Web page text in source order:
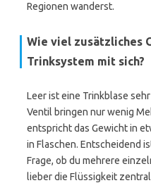
Regionen wanderst.
Wie viel zusätzliches
Trinksystem mit sich?
Leer ist eine Trinkblase
Ventil bringen nur wenig
entspricht das Gewicht in
in Flaschen. Entscheidend
Frage, ob du mehrere
lieber die Flüssigkeit